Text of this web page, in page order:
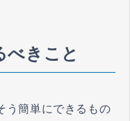
べきこと
う簡単にできるもの